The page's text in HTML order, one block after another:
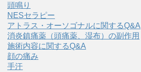
頭鳴り
NESセラピー
アトラス・オーソゴナルに関するQ&A
消炎鎮痛薬（頭痛薬、湿布）の副作用
施術内容に関するQ&A
顔の痛み
手汗